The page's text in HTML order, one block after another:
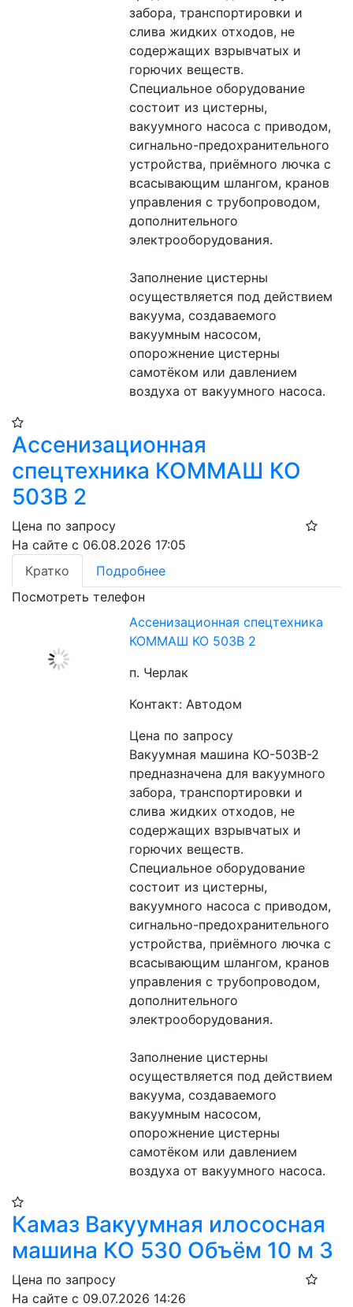
забора, транспортировки и
слива жидких отходов, не
содержащих взрывчатых и
горючих веществ.
Специальное оборудование
состоит из цистерны,
вакуумного насоса с приводом,
сигнально-предохранительного
устройства, приёмного лючка с
всасывающим шлангом, кранов
управления с трубопроводом,
дополнительного
электрооборудования.
Заполнение цистерны
осуществляется под действием
вакуума, создаваемого
вакуумным насосом,
опорожнение цистерны
самотёком или давлением
воздуха от вакуумного насоса.
Ассенизационная
спецтехника КОММАШ КО
503В 2
Цена по запросу
На сайте с 06.08.2026 17:05
Кратко
Подробнее
Посмотреть телефон
Ассенизационная спецтехника
КОММАШ КО 503В 2
п. Черлак
Контакт: Автодом
Цена по запросу
Вакуумная машина КО-503В-2
предназначена для вакуумного
забора, транспортировки и
слива жидких отходов, не
содержащих взрывчатых и
горючих веществ.
Специальное оборудование
состоит из цистерны,
вакуумного насоса с приводом,
сигнально-предохранительного
устройства, приёмного лючка с
всасывающим шлангом, кранов
управления с трубопроводом,
дополнительного
электрооборудования.
Заполнение цистерны
осуществляется под действием
вакуума, создаваемого
вакуумным насосом,
опорожнение цистерны
самотёком или давлением
воздуха от вакуумного насоса.
Камаз Вакуумная илососная
машина КО 530 Объём 10 м 3
Цена по запросу
На сайте с 09.07.2026 14:26